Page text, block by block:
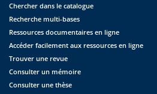
Chercher dans le catalogue
Recherche multi-bases
Ressources documentaires en ligne
Accéder facilement aux ressources en ligne
Trouver une revue
Consulter un mémoire
Consulter une thèse